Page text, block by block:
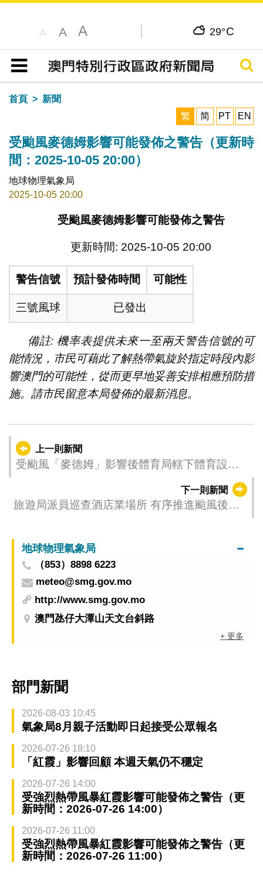
A A A 29°C
目錄
搜尋
首頁
新聞
繁
简 PT EN
受颱風麥德姆影響可能發佈之警告（更新時
間：2025-10-05 20:00）
地球物理氣象局
2025-10-05 20:00
受颱風麥德姆影響可能發佈之警告
更新時間: 2025-10-05 20:00
警告信號 預計發佈時間 可能性
三號風球 已發出
備註: 機率表提供未來一至兩天警告信號的可
能情況，市民可藉此了解熱帶氣旋於指定時段內影
響澳門的可能性，從而更早地妥善安排相應預防措
施。請市民留意本局發佈的最新消息。
上一則新聞
受颱風「麥德姆」影響後體育局轄下體育設施
下一則新聞
旅遊局派員巡查酒店業場所 有序推進颱風後旅
地球物理氣象局
（853）8898 6223
meteo@smg.gov.mo
http://www.smg.gov.mo
澳門氹仔大潭山天文台斜路
+ 更多
部門新聞
2026-08-03 10:45
氣象局8月親子活動即日起接受公眾報名
2026-07-26 18:10
「紅霞」影響回顧 本週天氣仍不穩定
2026-07-26 14:00
受強烈熱帶風暴紅霞影響可能發佈之警告（更
新時間：2026-07-26 14:00）
2026-07-26 11:00
受強烈熱帶風暴紅霞影響可能發佈之警告（更
新時間：2026-07-26 11:00）